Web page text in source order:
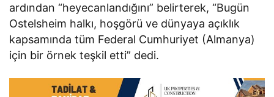
ardından “heyecanlandığını” belirterek, “Bugün
Ostelsheim halkı, hoşgörü ve dünyaya açıklık
kapsamında tüm Federal Cumhuriyet (Almanya)
için bir örnek teşkil etti” dedi.